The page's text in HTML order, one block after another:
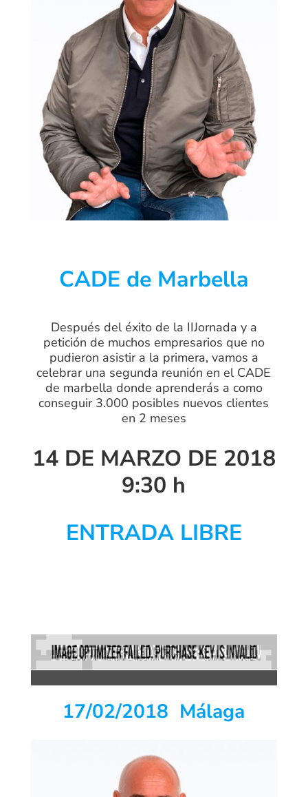
CADE de Marbella
Después del éxito de la IIJornada y a
petición de muchos empresarios que no
pudieron asistir a la primera, vamos a
celebrar una segunda reunión en el CADE
de marbella donde aprenderás a como
conseguir 3.000 posibles nuevos clientes
en 2 meses
14 DE MARZO DE 2018
9:30 h
ENTRADA LIBRE
17/02/2018 Málaga